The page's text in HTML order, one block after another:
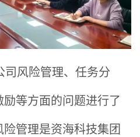
风险管理、任务分
等方面的问题进行了
管理是资海科技集团